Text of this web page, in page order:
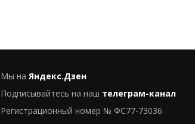
Мы на Яндекс.Дзен
Подписывайтесь на наш телеграм-канал
Регистрационный номер № ФС77-73036